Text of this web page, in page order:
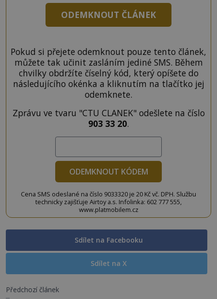
ODEMKNOUT ČLÁNEK
Pokud si přejete odemknout pouze tento článek,
můžete tak učinit zasláním jediné SMS. Během
chvilky obdržíte číselný kód, který opíšete do
následujícího okénka a kliknutím na tlačítko jej
odemknete.
Zprávu ve tvaru "CTU CLANEK" odešlete na číslo
903 33 20.
ODEMKNOUT KÓDEM
Cena SMS odeslané na číslo 9033320 je 20 Kč vč. DPH. Službu
technicky zajišťuje Airtoy a.s. Infolinka: 602 777 555,
www.platmobilem.cz
Sdílet na Facebooku
Sdílet na X
Předchozí článek